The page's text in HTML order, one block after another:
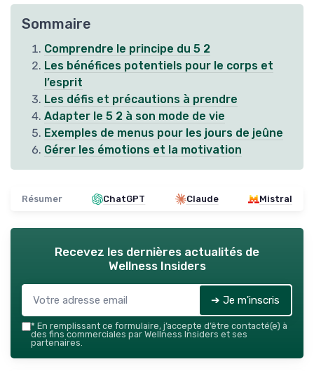
Sommaire
Comprendre le principe du 5 2
Les bénéfices potentiels pour le corps et
l’esprit
Les défis et précautions à prendre
Adapter le 5 2 à son mode de vie
Exemples de menus pour les jours de jeûne
Gérer les émotions et la motivation
Résumer ChatGPT Claude Mistral
Recevez les dernières actualités de
Wellness Insiders
➔ Je m'inscris
* En remplissant ce formulaire, j’accepte d’être contacté(e) à
des fins commerciales par Wellness Insiders et ses
partenaires.